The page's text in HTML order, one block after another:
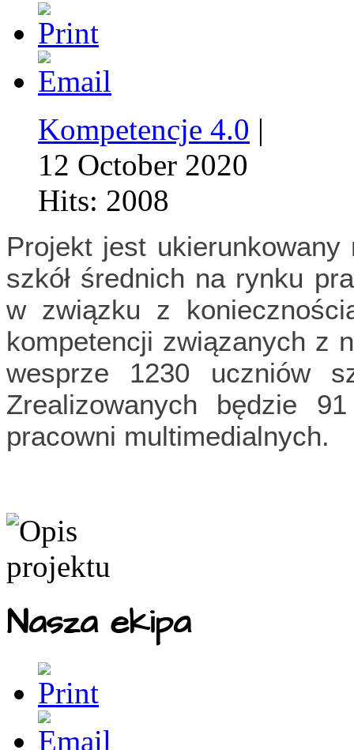
Kompetencje 4.0 |
12 October 2020
Hits: 2008
Projekt jest
szkół średnich na rynku
w związku z
kompetencji związanych z
wesprze 1230 uczniów
Zrealizowanych będzie
pracowni multimedialnych.
Nasza ekipa